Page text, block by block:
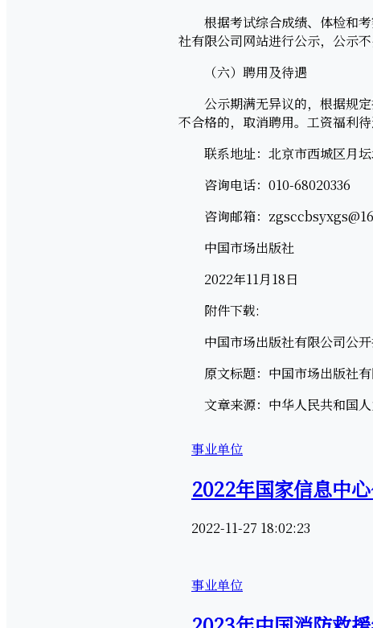
根据考试综合成绩、体检和考
社有限公司网站进行公示，公示不
（六）聘用及待遇
公示期满无异议的，根据规定
不合格的，取消聘用。工资福利
联系地址：北京市西城区月坛
咨询电话：010-68020336
咨询邮箱：
中国市场出版社
2022年11月18日
附件下载:
中国市场出版社有限公司公开
原文标题：中国市场出版社有
文章来源：中华人民共和国人
事业单位
2022年国家信息中
2022-11-27 18:02:23
事业单位